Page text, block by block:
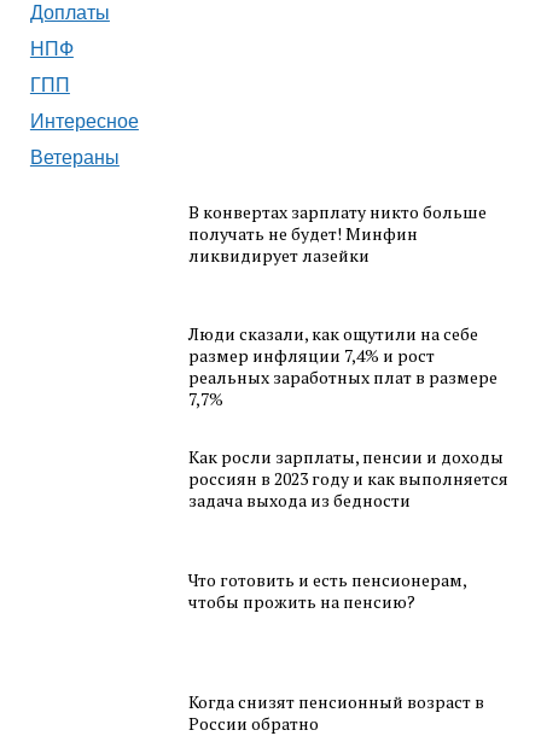
Доплаты
НПФ
ГПП
Интересное
Ветераны
В конвертах зарплату никто больше
получать не будет! Минфин
ликвидирует лазейки
Люди сказали, как ощутили на себе
размер инфляции 7,4% и рост
реальных заработных плат в размере
7,7%
Как росли зарплаты, пенсии и доходы
россиян в 2023 году и как выполняется
задача выхода из бедности
Что готовить и есть пенсионерам,
чтобы прожить на пенсию?
Когда снизят пенсионный возраст в
России обратно